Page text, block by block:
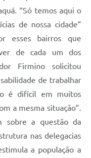
“Só temos aqui o
de nossa cidade”
esses bairros que
de cada um dos
Firmino solicitou
de trabalhar
é difícil em muitos
a mesma situação”.
sobre a questão da
nas delegacias
a população a